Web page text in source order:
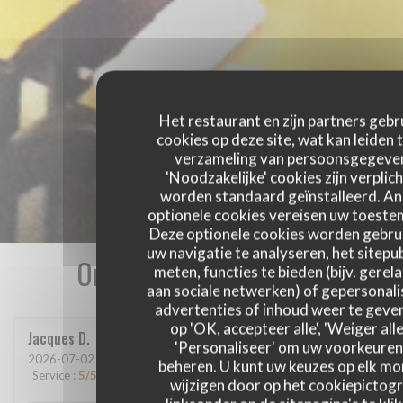
Het restaurant en zijn partners
cookies op deze site, wat kan leiden
verzameling van
'Noodzakelijke' cookies zijn
worden standaard geïnstalleerd.
optionele cookies vereisen uw
Deze optionele cookies worden
uw navigatie te analyseren, het
meten, functies te bieden (bijv.
aan sociale netwerken) of
advertenties of inhoud weer te
op 'OK, accepteer alle', 'Weiger
'Personaliseer' om uw
beheren. U kunt uw keuzes op elk
wijzigen door op het
Onze gastbeoordelingen
Jacques D
2026-07-02 - 19:00 - Gasten 2
Service : 5/5 :4/5 Keuken: 5/5 Kwaliteit / Prijs : 5/5